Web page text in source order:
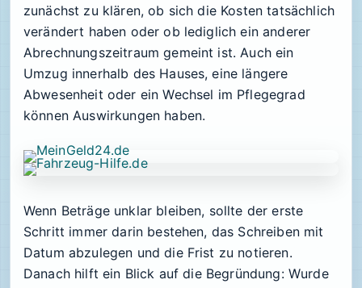
zunächst zu klären, ob sich die Kosten tatsächlich
verändert haben oder ob lediglich ein anderer
Abrechnungszeitraum gemeint ist. Auch ein
Umzug innerhalb des Hauses, eine längere
Abwesenheit oder ein Wechsel im Pflegegrad
können Auswirkungen haben.
Wenn Beträge unklar bleiben, sollte der erste
Schritt immer darin bestehen, das Schreiben mit
Datum abzulegen und die Frist zu notieren.
Danach hilft ein Blick auf die Begründung: Wurde